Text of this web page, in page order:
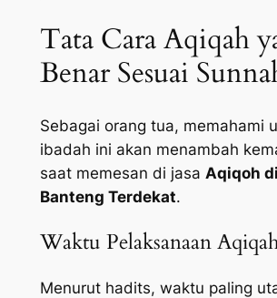
Tata Cara Aqiqah
Benar Sesuai
Sebagai orang tua, memahami
ibadah ini akan menambah
saat memesan di jasa Aqiqoh
Banteng Terdekat.
Waktu Pelaksanaan
Menurut hadits, waktu paling